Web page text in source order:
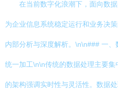
在当前数字化浪潮下，面向数
为企业信息系统稳定运行和业务决
内部分析与深度解析。\n\n### 一
统一加工\n\n传统的数据处理主要
的架构强调实时性与灵活性。数据